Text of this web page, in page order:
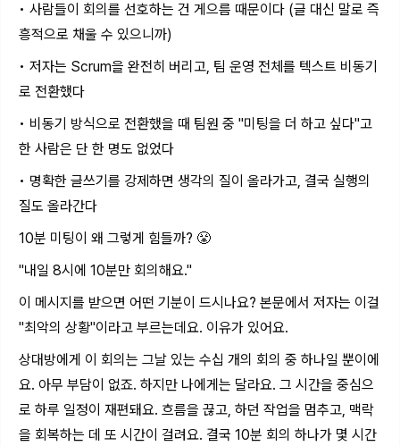
• 사람들이 회의를 선호하는 건 게으름 때문이다 (글 대신 말로 즉
흥적으로 채울 수 있으니까)
• 저자는 Scrum을 완전히 버리고, 팀 운영 전체를 텍스트 비동기
로 전환했다
• 비동기 방식으로 전환했을 때 팀원 중 "미팅을 더 하고 싶다"고
한 사람은 단 한 명도 없었다
• 명확한 글쓰기를 강제하면 생각의 질이 올라가고, 결국 실행의
질도 올라간다
10분 미팅이 왜 그렇게 힘들까? 😤
"내일 8시에 10분만 회의해요."
이 메시지를 받으면 어떤 기분이 드시나요? 본문에서 저자는 이걸
"최악의 상황"이라고 부르는데요. 이유가 있어요.
상대방에게 이 회의는 그날 있는 수십 개의 회의 중 하나일 뿐이에
요. 아무 부담이 없죠. 하지만 나에게는 달라요. 그 시간을 중심으
로 하루 일정이 재편돼요. 흐름을 끊고, 하던 작업을 멈추고, 맥락
을 회복하는 데 또 시간이 걸려요. 결국 10분 회의 하나가 몇 시간